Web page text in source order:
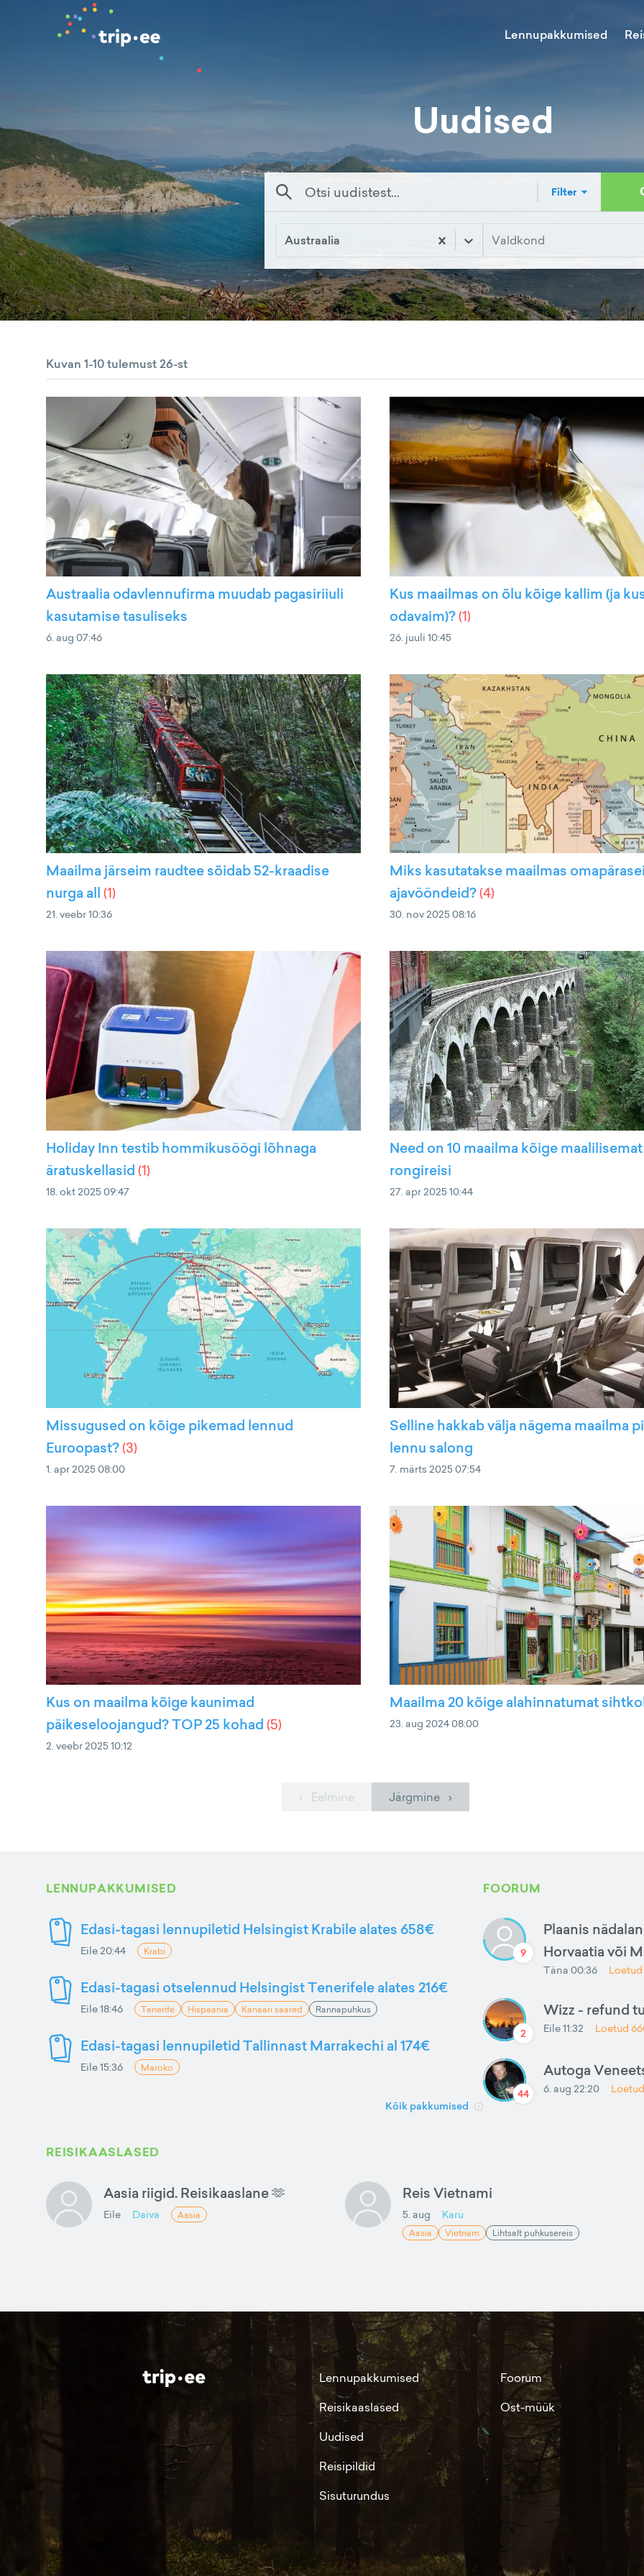
Lennupakkumised
Uudised
Filter
Austraalia Valdkond
Kuvan 1-10 tulemust 26-st
Austraalia odavlennufirma muudab pagasiriiuli
kasutamise tasuliseks
6. aug 07:46
Kus maailmas on õlu kõige kallim (ja
odavaim)?(1)
26. juuli 10:45
Maailma järseim raudtee sõidab 52-kraadise
nurga all(1)
21. veebr 10:36
Miks kasutatakse maailmas
ajavööndeid?(4)
30. nov 2025 08:16
Holiday Inn testib hommikusöögi lõhnaga
äratuskellasid(1)
18. okt 2025 09:47
Need on 10 maailma kõige maalilisemat
rongireisi
27. apr 2025 10:44
Missugused on kõige pikemad lennud
Euroopast?(3)
1. apr 2025 08:00
Selline hakkab välja nägema maailma
lennu salong
7. märts 2025 07:54
Kus on maailma kõige kaunimad
päikeseloojangud? TOP 25 kohad(5)
2. veebr 2025 10:12
Maailma 20 kõige alahinnatumat
23. aug 2024 08:00
‹ Eelmine Järgmine ›
LENNUPAKKUMISED
Edasi-tagasi lennupiletid Helsingist Krabile alates 658€
Eile 20:44 Krabi
Edasi-tagasi otselennud Helsingist Tenerifele alates 216€
Eile 18:46 Tenerife Hispaania Kanaari saared Rannapuhkus
Edasi-tagasi lennupiletid Tallinnast Marrakechi al 174€
Eile 15:36 Maroko
Kõik pakkumised
FOORUM
9
Plaanis
Horvaatia või
Täna 00:36 Loetud
2
Wizz - refund
Eile 11:32 Loetud
44
Autoga
6. aug 22:20
REISIKAASLASED
Aasia riigid. Reisikaaslane 🫶
Eile Daiva Aasia
Reis Vietnami
5. aug Karu
Aasia Vietnam Lihtsalt puhkusereis
Lennupakkumised
Reisikaaslased
Uudised
Reisipildid
Sisuturundus
Foorum
Ost-müük